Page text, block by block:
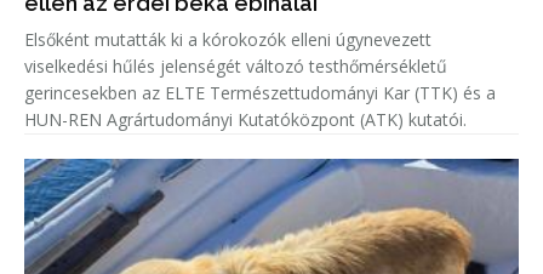
Elsőként mutatták ki a kórokozók elleni úgynevezett
viselkedési hűlés jelenségét változó testhőmérsékletű
gerincesekben az ELTE Természettudományi Kar (TTK) és a
HUN-REN Agrártudományi Kutatóközpont (ATK) kutatói.